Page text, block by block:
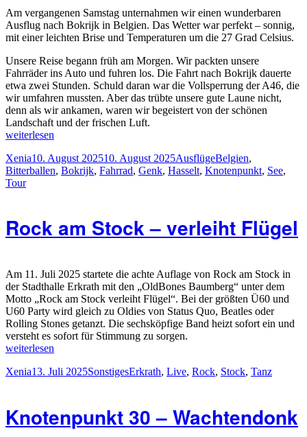
Am vergangenen Samstag unternahmen wir einen wunderbaren
Ausflug nach Bokrijk in Belgien. Das Wetter war perfekt – sonnig,
mit einer leichten Brise und Temperaturen um die 27 Grad Celsius.
Unsere Reise begann früh am Morgen. Wir packten unsere
Fahrräder ins Auto und fuhren los. Die Fahrt nach Bokrijk dauerte
etwa zwei Stunden. Schuld daran war die Vollsperrung der A46, die
wir umfahren mussten. Aber das trübte unsere gute Laune nicht,
denn als wir ankamen, waren wir begeistert von der schönen
Landschaft und der frischen Luft.
„Mit
Fahrrad
durch`s
Wasser“
weiterlesen
Autor
XeniaVeröffentlicht
am
10. August 202510. August 2025Kategorien
AusflügeSchlagwörter
Belgien,
Bitterballen, Bokrijk, Fahrrad, Genk, Hasselt, Knotenpunkt, See,
Tour
Rock am Stock – verleiht Flügel
Am 11. Juli 2025 startete die achte Auflage von Rock am Stock in
der Stadthalle Erkrath mit den „OldBones Baumberg“ unter dem
Motto „Rock am Stock verleiht Flügel“. Bei der größten Ü60 und
U60 Party wird gleich zu Oldies von Status Quo, Beatles oder
Rolling Stones getanzt. Die sechsköpfige Band heizt sofort ein und
versteht es sofort für Stimmung zu sorgen.
„Rock
Stock
Flügel“
weiterlesen
Autor
XeniaVeröffentlicht
13. Juli 2025Kategorien
SonstigesSchlagwörter
Erkrath, Live, Rock, Stock, Tanz
Knotenpunkt 30 – Wachtendonk